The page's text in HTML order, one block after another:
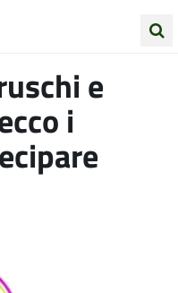
Vivi Albinea e
i